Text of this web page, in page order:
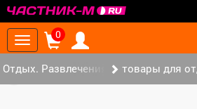
Toggle
navigation
0
Отдых. Развлечения. Спорт. (2)
товары для
‹